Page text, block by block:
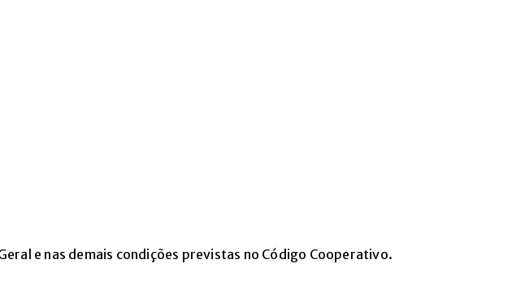
e nas demais condições previstas no Código Cooperativo.